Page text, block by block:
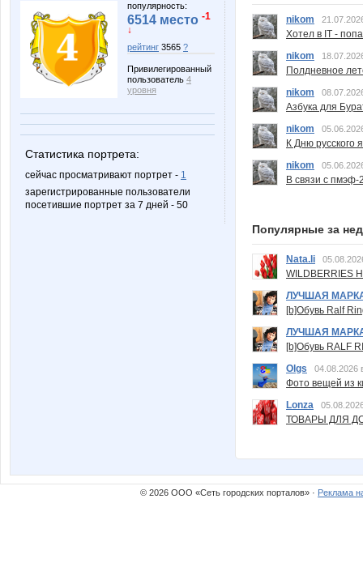
популярность:
6514 место -1
↓
рейтинг 3565 ?
Привилегированный
пользователь 4
уровня
Статистика портрета:
сейчас просматривают портрет - 1
зарегистрированные пользователи
посетившие портрет за 7 дней - 50
nikom
Хотел в IT -
nikom
Полдневное
nikom
Азбука для
nikom
К Дню русского
nikom
В связи с пмэф-
Популярные за
Nata.li
ЛУЧШАЯ
[b]Обувь Ralf
ЛУЧШАЯ
[b]Обувь RALF
Olgs
04.08.2026
Фото вещей из
Lonza
ТОВАРЫ ДЛЯ
© 2026 ООО «Сеть городских порталов» · Реклама